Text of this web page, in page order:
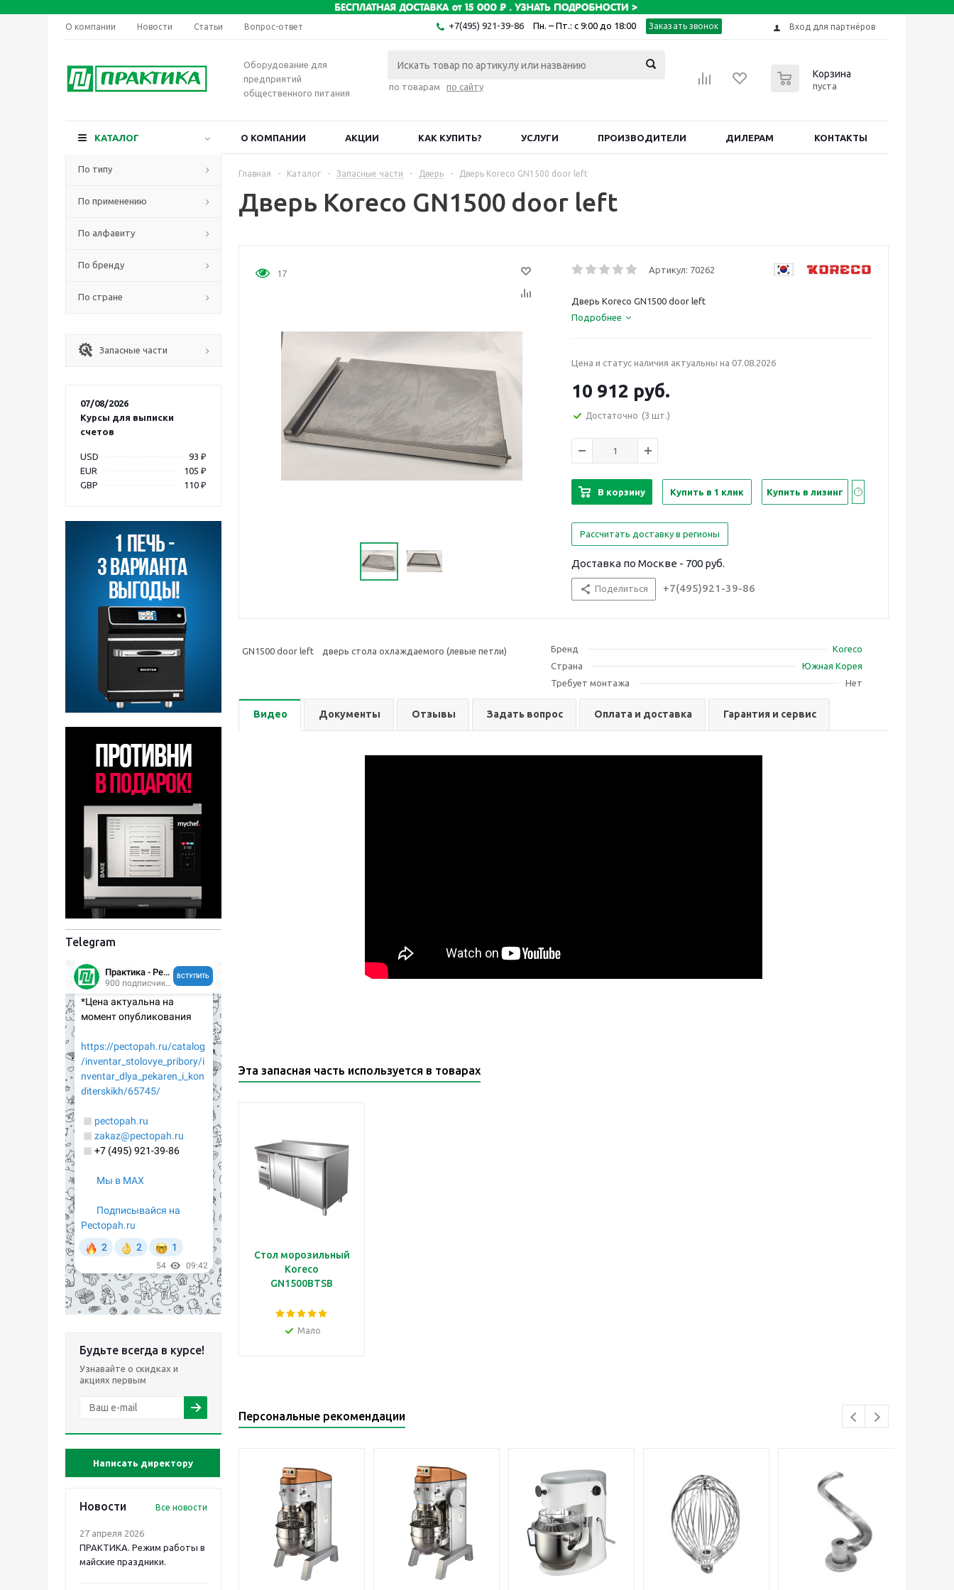
О компании Новости Статьи Вопрос-ответ +7(495) 921-39-86 Пн. – Пт.: с 9:00 до 18:00 Заказать звонок Вход для партнёров
Оборудование для
предприятий
общественного питания
по товарам по сайту
Корзина
пуста
КАТАЛОГ О КОМПАНИИ АКЦИИ КАК КУПИТЬ? УСЛУГИ ПРОИЗВОДИТЕЛИ ДИЛЕРАМ КОНТАКТЫ
По типу
По применению
По алфавиту
По бренду
По стране
Запасные части
07/08/2026
Курсы для выписки
счетов
USD
93 ₽
EUR
105 ₽
GBP
110 ₽
Telegram
Будьте всегда в курсе!
Узнавайте о скидках и
акциях первым
Написать директору
Новости Все новости
27 апреля 2026
ПРАКТИКА. Режим работы в
майские праздники.
Главная - Каталог - Запасные части - Дверь - Дверь Koreco GN1500 door left
Дверь Koreco GN1500 door left
17 Артикул: 70262
Дверь Koreco GN1500 door left
Подробнее
Цена и статус наличия актуальны на 07.08.2026
10 912 руб.
Достаточно (3 шт.)
В корзину Купить в 1 клик Купить в лизинг
Рассчитать доставку в регионы
Доставка по Москве - 700 руб.
Поделиться +7(495)921-39-86
GN1500 door left дверь стола охлаждаемого (левые петли) Бренд
Koreco
Страна
Южная Корея
Требует монтажа
Нет
Видео Документы Отзывы Задать вопрос Оплата и доставка Гарантия и сервис
Эта запасная часть используется в товарах
Стол морозильный
Koreco
GN1500BTSB
Мало
Персональные рекомендации